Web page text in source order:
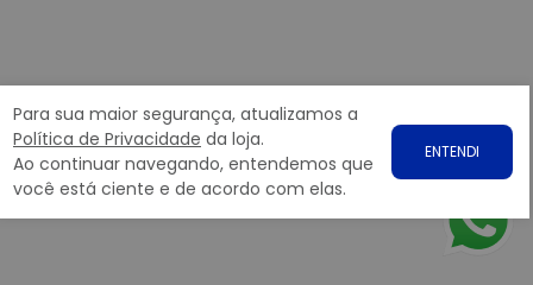
Para sua maior segurança, atualizamos a
Política de Privacidade da loja.
Ao continuar navegando, entendemos que
você está ciente e de acordo com elas.
ENTENDI